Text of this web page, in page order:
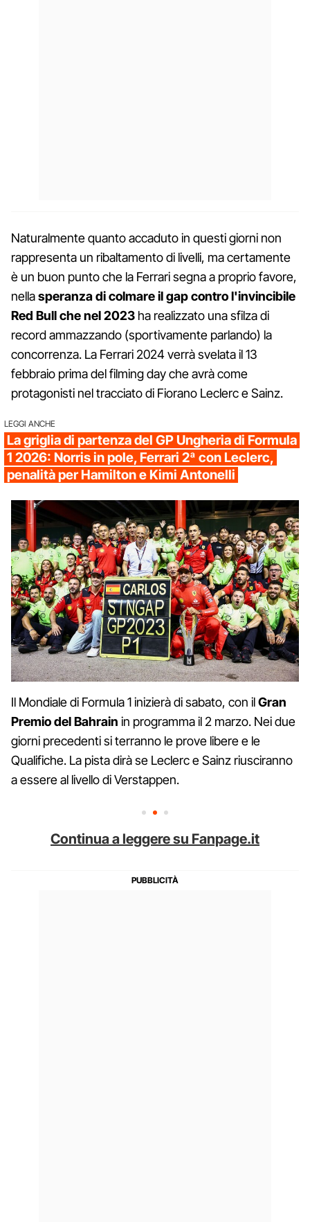
Naturalmente quanto accaduto in questi giorni non
rappresenta un ribaltamento di livelli, ma certamente
è un buon punto che la Ferrari segna a proprio favore,
nellasperanza di colmare il gap contro l'invincibile
Red Bull che nel 2023 ha realizzato una sfilza di
record ammazzando (sportivamente parlando) la
concorrenza. La Ferrari 2024 verrà svelata il 13
febbraio prima del filming day che avrà come
protagonisti nel tracciato di Fiorano Leclerc e Sainz.
LEGGI ANCHE
La griglia di partenza del GP Ungheria di Formula
1 2026: Norris in pole, Ferrari 2ª con Leclerc,
penalità per Hamilton e Kimi Antonelli
Il Mondiale di Formula 1 inizierà di sabato, con ilGran
Premio del Bahrain in programma il 2 marzo. Nei due
giorni precedenti si terranno le prove libere e le
Qualifiche. La pista dirà se Leclerc e Sainz riusciranno
a essere al livello di Verstappen.
Continua a leggere su Fanpage.it